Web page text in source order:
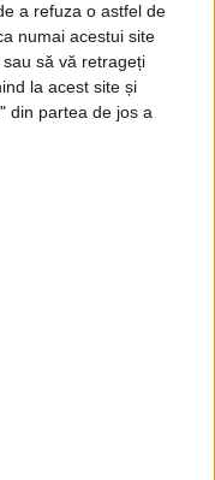
a refuza o astfel de
numai acestui site
să vă retrageți
la acest site și
din partea de jos a